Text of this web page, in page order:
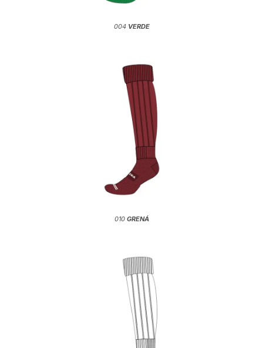
004 VERDE
010 GRENÁ